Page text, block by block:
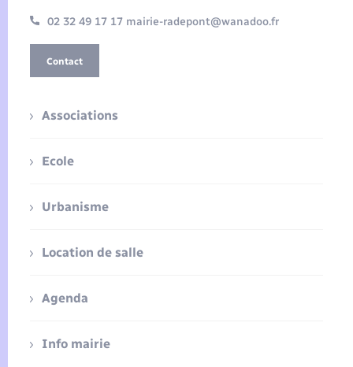
02 32 49 17 17 mairie-radepont@wanadoo.fr
Contact
Associations
Ecole
Urbanisme
Location de salle
Agenda
Info mairie